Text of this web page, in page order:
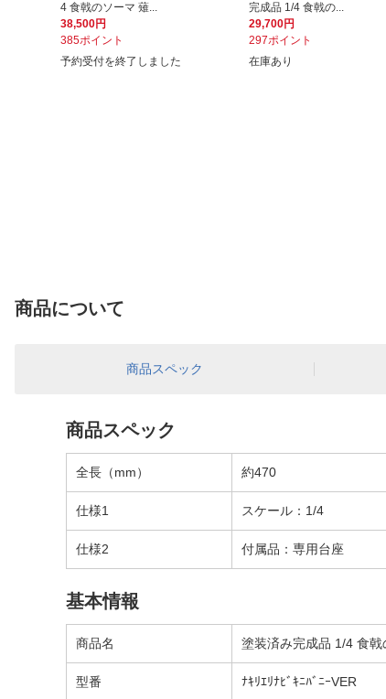
4 食戟のソーマ 薙...
38,500円
385ポイント
予約受付を終了しました
完成品 1/4 食戟の...
29,700円
297ポイント
在庫あり
商品について
商品スペック
商品スペック
全長（mm） 約470
仕様1 スケール：1/4
仕様2 付属品：専用台座
基本情報
商品名 塗装済み完成品 1/4 食
型番 ﾅｷﾘｴﾘﾅﾋﾞｷﾆﾊﾞﾆｰVER